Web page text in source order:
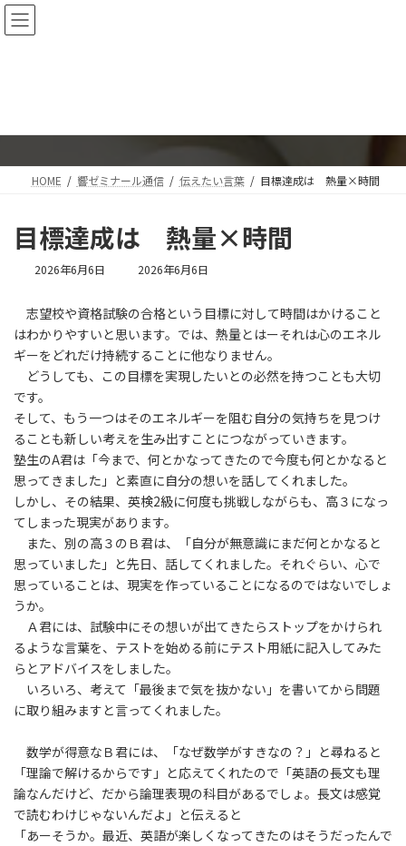
コ
ン
キ
プ
ナ
ビ
に
動
HOME 響ゼミナール通信 伝えたい言葉 目標達成は 熱量×時間
目標達成は 熱量×時間
2026年6月6日
最
新
日
時
2026年6月6日
志望校や資格試験の合格という目標に対して時間はかけること
はわかりやすいと思います。では、熱量とはーそれは心のエネル
ギーをどれだけ持続することに他なりません。
どうしても、この目標を実現したいとの必然を持つことも大切
です。
そして、もう一つはそのエネルギーを阻む自分の気持ちを見つけ
ることも新しい考えを生み出すことにつながっていきます。
塾生のA君は「今まで、何とかなってきたので今度も何とかなると
思ってきました」と素直に自分の想いを話してくれました。
しかし、その結果、英検2級に何度も挑戦しながらも、高３になっ
てしまった現実があります。
また、別の高３のＢ君は、「自分が無意識にまだ何とかなると
思っていました」と先日、話してくれました。それぐらい、心で
思っていることは、現実を作っていることになるのではないでしょ
うか。
Ａ君には、試験中にその想いが出てきたらストップをかけられ
るような言葉を、テストを始める前にテスト用紙に記入してみた
らとアドバイスをしました。
いろいろ、考えて「最後まで気を抜かない」を書いてから問題
に取り組みますと言ってくれました。
数学が得意なＢ君には、「なぜ数学がすきなの？」と尋ねると
「理論で解けるからです」と応えてくれたので「英語の長文も理
論なんだけど、だから論理表現の科目があるでしょ。長文は感覚
で読むわけじゃないんだよ」と伝えると
「あーそうか。最近、英語が楽しくなってきたのはそうだったんで